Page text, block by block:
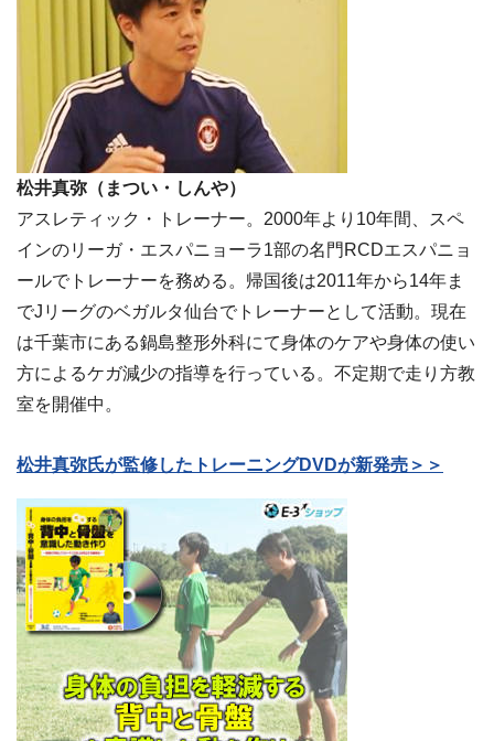
松井真弥（まつい・しんや）
アスレティック・トレーナー。2000年より10年間、スペ
インのリーガ・エスパニョーラ1部の名門RCDエスパニョ
ールでトレーナーを務める。帰国後は2011年から14年ま
でJリーグのベガルタ仙台でトレーナーとして活動。現在
は千葉市にある鍋島整形外科にて身体のケアや身体の使い
方によるケガ減少の指導を行っている。不定期で走り方教
室を開催中。
松井真弥氏が監修したトレーニングDVDが新発売＞＞